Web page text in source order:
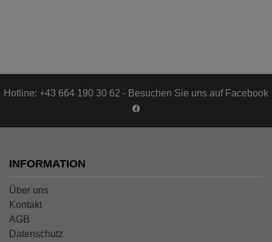
Hotline: +43 664 190 30 62 - Besuchen Sie uns auf Facebook
INFORMATION
Über uns
Kontakt
AGB
Datenschutz